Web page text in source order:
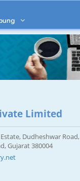
Limited
Dudheshwar Road,
Gujarat 380004